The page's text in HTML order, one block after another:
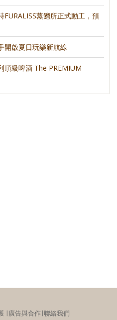
FURALISS蒸餾所正式動工，預
開啟夏日玩樂新航線
頂級啤酒 The PREMIUM
∣廣告與合作∣聯絡我們